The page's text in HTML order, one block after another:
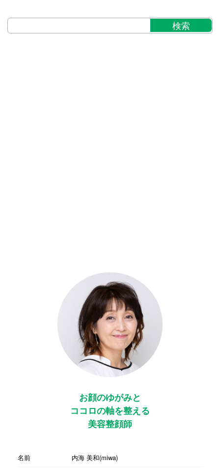
お顔のゆがみと
ココロの軸を整える
美容整顔師
名前 内海 美和(miwa)